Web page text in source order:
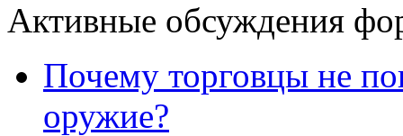
Активные обсуждения
Почему торговцы не
оружие?